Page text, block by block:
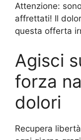
Attenzione:
affrettati! Il
questa offerta
Agisci
forza
dolori
Recupera